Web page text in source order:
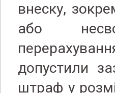
внеску,
або
допустили
штраф у